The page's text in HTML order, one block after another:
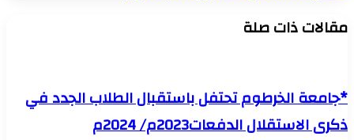
مقالات ذات صلة
*جامعة الخرطوم تحتفل باستقبال الطلاب الجدد في
ذكرى الاستقلال الدفعات2023م/ 2024م